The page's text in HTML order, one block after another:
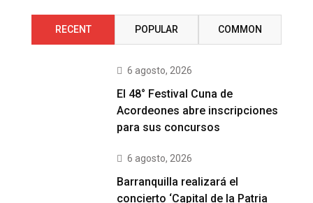
RECENT POPULAR COMMON
6 agosto, 2026
El 48° Festival Cuna de
Acordeones abre inscripciones
para sus concursos
6 agosto, 2026
Barranquilla realizará el
concierto ‘Capital de la Patria